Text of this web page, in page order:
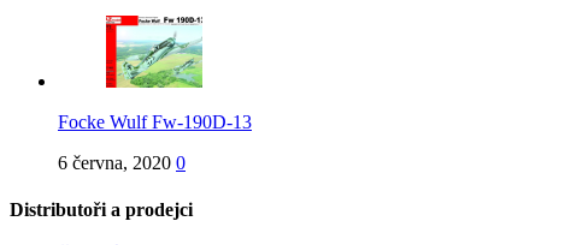
Focke Wulf Fw-190D-13
6 června, 2020 0
Distributoři a prodejci